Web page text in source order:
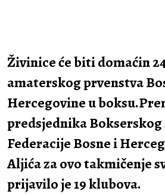
Živinice će biti domaćin
amaterskog prvenstva
Hercegovine u
predsjednika Bokserskog
Federacije Bosne i
Aljića za ovo takmičenje
prijavilo je 19 klubova.